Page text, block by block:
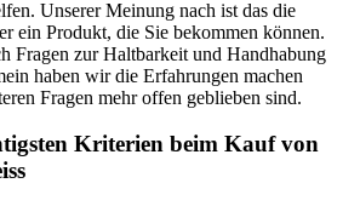
Unserer Meinung nach ist das die
ein Produkt, die Sie bekommen können.
Fragen zur Haltbarkeit und Handhabung
haben wir die Erfahrungen machen
Fragen mehr offen geblieben sind.
Kriterien beim Kauf von